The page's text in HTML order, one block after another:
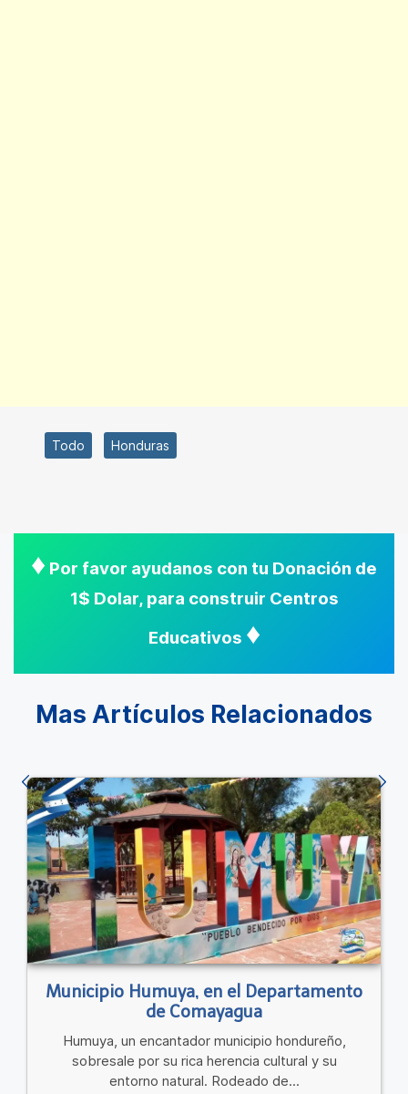
Todo Honduras
♦ Por favor ayudanos con tu Donación de
1$ Dolar, para construir Centros
Educativos ♦
Mas Artículos Relacionados
Municipio Humuya, en el Departamento
de Comayagua
Humuya, un encantador municipio hondureño,
sobresale por su rica herencia cultural y su
entorno natural. Rodeado de...